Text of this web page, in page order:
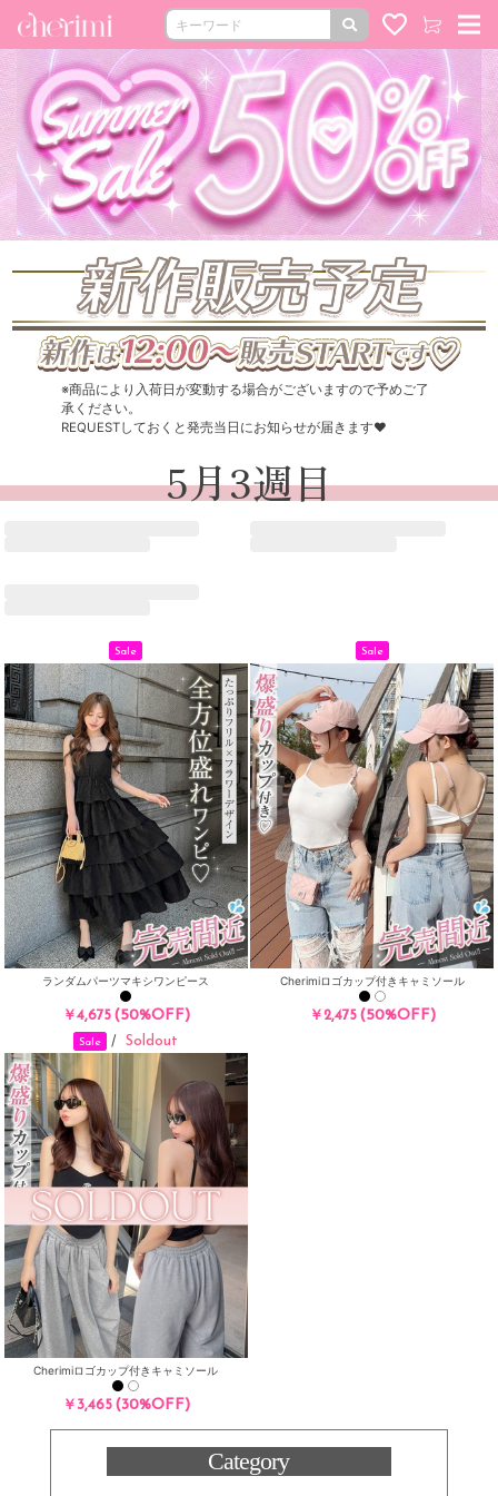
※商品により入荷日が変動する場合がございますので予めご了
承ください。
REQUESTしておくと発売当日にお知らせが届きます♥
5月3週目
Sale
ランダムパーツマキシワンピース
￥4,675(50%OFF)
Sale
Cherimiロゴカップ付きキャミソール
￥2,475(50%OFF)
Sale /Soldout
Cherimiロゴカップ付きキャミソール
￥3,465(30%OFF)
Category